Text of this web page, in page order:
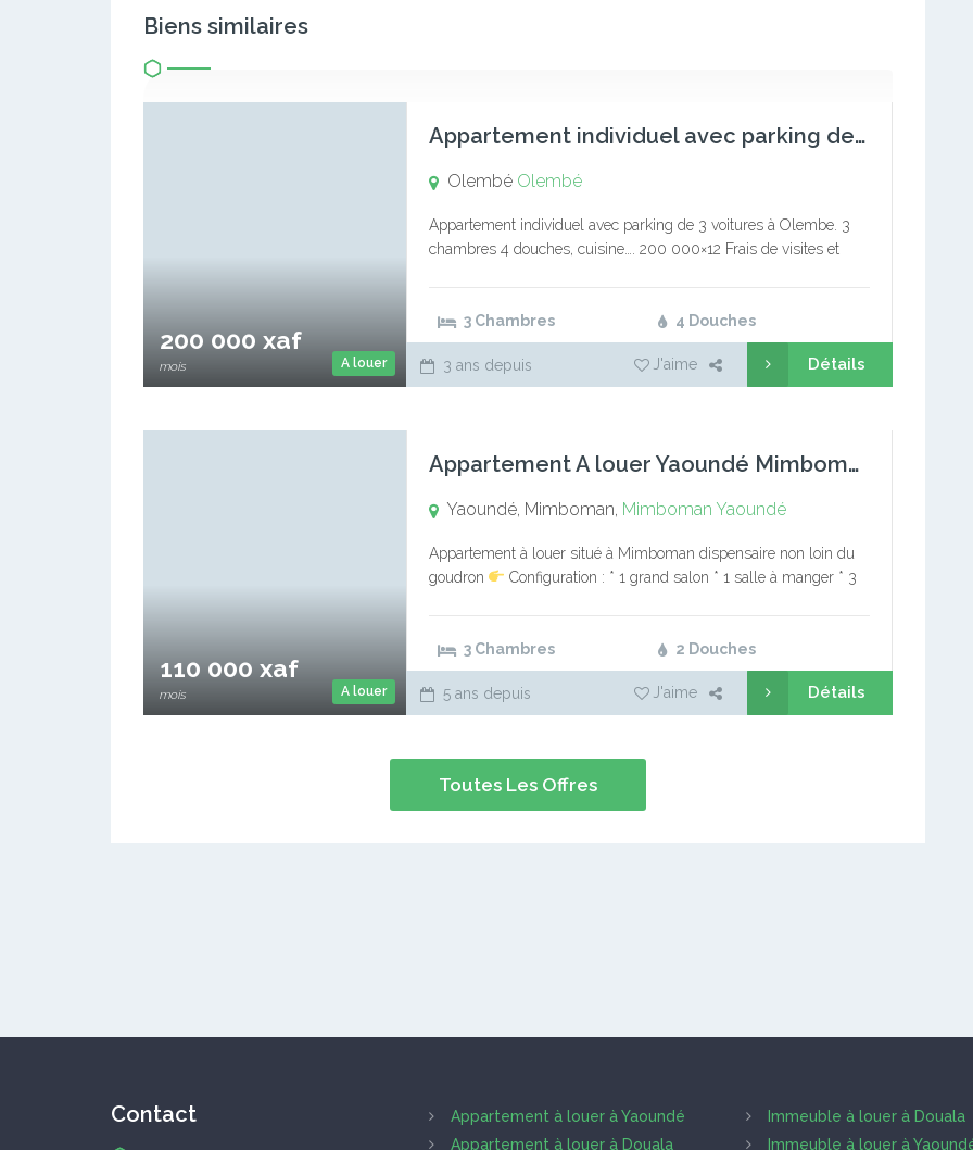
Biens similaires
A louer
200 000 xaf
mois
Appartement individuel avec parking de 3 voitures à Olembe.
Olembé Olembé
Appartement individuel avec parking de 3 voitures à Olembe. 3
chambres 4 douches, cuisine…. 200 000×12 Frais de visites et
3 Chambres 4 Douches
3 ans depuis J'aime Détails
A louer
110 000 xaf
mois
Appartement A louer Yaoundé Mimboman
Yaoundé, Mimboman, Mimboman Yaoundé
Appartement à louer situé à Mimboman dispensaire non loin du
goudron
Configuration : * 1 grand salon * 1 salle à manger * 3
3 Chambres 2 Douches
5 ans depuis J'aime Détails
Toutes Les Offres
Contact
Appartement à louer à Yaoundé
Appartement à louer à Douala
Immeuble à louer à Douala
Immeuble à louer à